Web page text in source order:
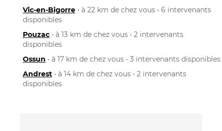
Vic-en-Bigorre • à 22 km de chez vous • 6 intervenants
disponibles
Pouzac • à 13 km de chez vous • 2 intervenants
disponibles
Ossun • à 17 km de chez vous • 3 intervenants disponibles
Andrest • à 14 km de chez vous • 2 intervenants
disponibles